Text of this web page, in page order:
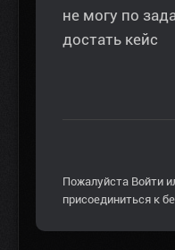
не могу по
достать кейс
Пожалуйста Войти
присоединиться к